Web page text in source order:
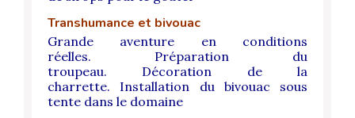
Transhumance et bivouac
Grande aventure en conditions
réelles. Préparation du
troupeau. Décoration de la
charrette. Installation du bivouac sous
tente dans le domaine